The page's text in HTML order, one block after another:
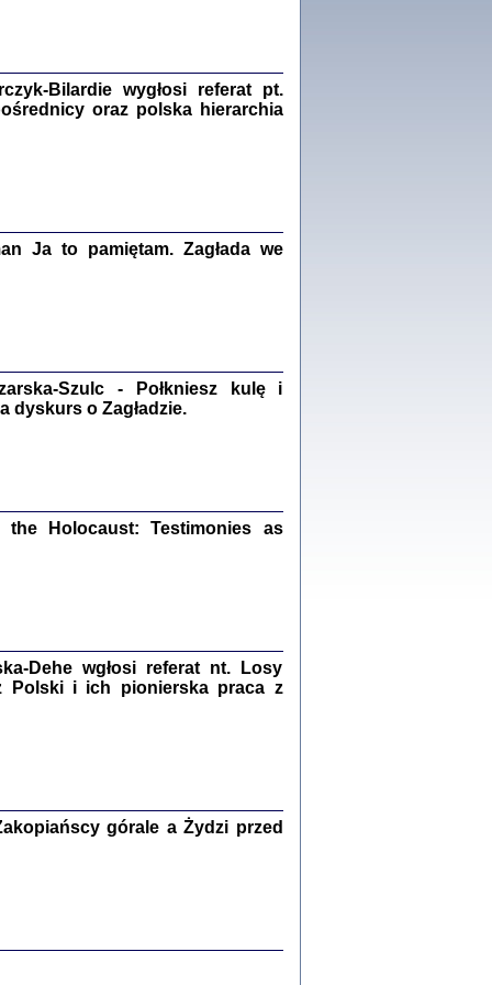
Warszawa 2022
Bańkowska
Kalman Rotgeber
Bańkowska, wstęp Jacek Leociak
Warszawa 2021
NAM KOLEJNA GODZINA ...
Bilardie wygłosi referat pt.
oraz polska hierarchia
Ja to pamiętam. Zagłada we
Szulc - Połkniesz kulę i
dyskurs o Zagładzie.
the Holocaust: Testimonies as
Dehe wgłosi referat nt. Losy
Polski i ich pionierska praca z
górale a Żydzi przed